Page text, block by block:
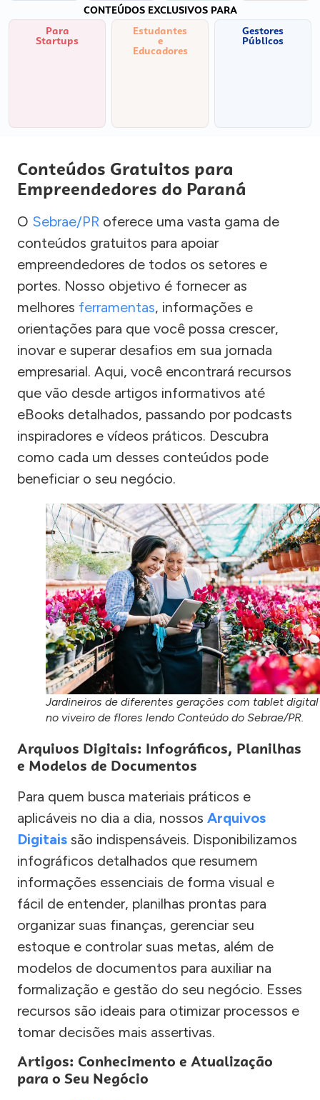
CONTEÚDOS EXCLUSIVOS PARA
Para
Startups
Estudantes
e
Educadores
Gestores
Públicos
Conteúdos Gratuitos para
Empreendedores do Paraná
O Sebrae/PR oferece uma vasta gama de
conteúdos gratuitos para apoiar
empreendedores de todos os setores e
portes. Nosso objetivo é fornecer as
melhores ferramentas, informações e
orientações para que você possa crescer,
inovar e superar desafios em sua jornada
empresarial. Aqui, você encontrará recursos
que vão desde artigos informativos até
eBooks detalhados, passando por podcasts
inspiradores e vídeos práticos. Descubra
como cada um desses conteúdos pode
beneficiar o seu negócio.
Jardineiros de diferentes gerações com tablet digital
no viveiro de flores lendo Conteúdo do Sebrae/PR.
Arquivos Digitais: Infográficos, Planilhas
e Modelos de Documentos
Para quem busca materiais práticos e
aplicáveis no dia a dia, nossos Arquivos
Digitais são indispensáveis. Disponibilizamos
infográficos detalhados que resumem
informações essenciais de forma visual e
fácil de entender, planilhas prontas para
organizar suas finanças, gerenciar seu
estoque e controlar suas metas, além de
modelos de documentos para auxiliar na
formalização e gestão do seu negócio. Esses
recursos são ideais para otimizar processos e
tomar decisões mais assertivas.
Artigos: Conhecimento e Atualização
para o Seu Negócio